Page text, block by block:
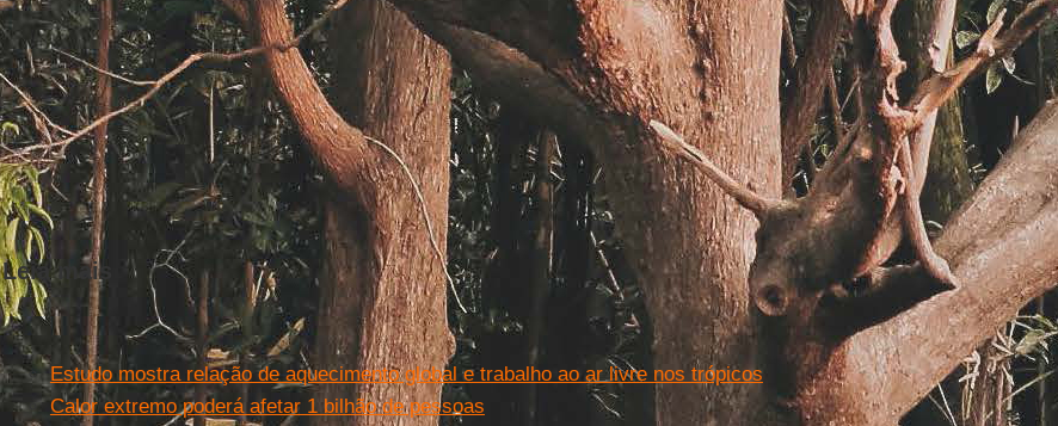
Leia mais
Estudo mostra relação de aquecimento global e trabalho ao ar livre nos trópicos
Calor extremo poderá afetar 1 bilhão de pessoas